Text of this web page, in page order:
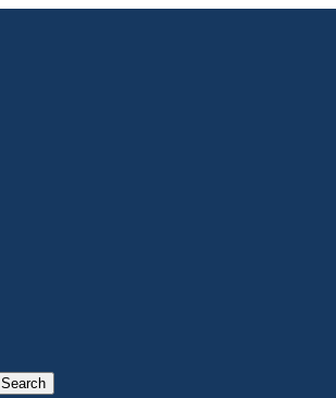
Search